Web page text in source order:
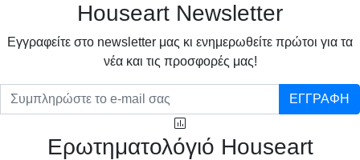
Houseart Newsletter
Eγγραφείτε στο newsletter μας κι ενημερωθείτε πρώτοι για τα
νέα και τις προσφορές μας!
ΕΓΓΡΑΦΗ
Ερωτηματολόγιό Houseart